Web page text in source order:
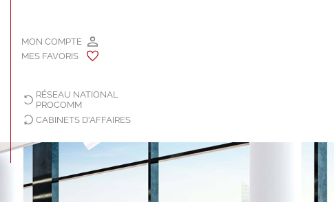
MON COMPTE
MES FAVORIS
RÉSEAU NATIONAL
PROCOMM
CABINETS D'AFFAIRES